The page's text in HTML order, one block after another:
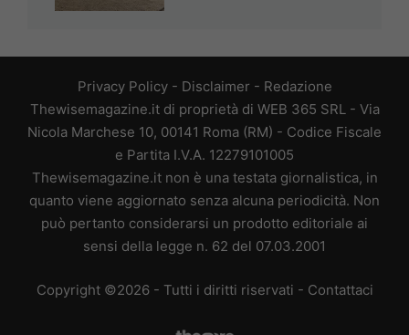
Privacy Policy- Disclaimer - Redazione
Thewisemagazine.it di proprietà di WEB 365 SRL - Via
Nicola Marchese 10, 00141 Roma (RM) - Codice Fiscale
e Partita I.V.A. 12279101005
Thewisemagazine.it non è una testata giornalistica, in
quanto viene aggiornato senza alcuna periodicità. Non
può pertanto considerarsi un prodotto editoriale ai
sensi della legge n. 62 del 07.03.2001
Copyright ©2026 - Tutti i diritti riservati - Contattaci